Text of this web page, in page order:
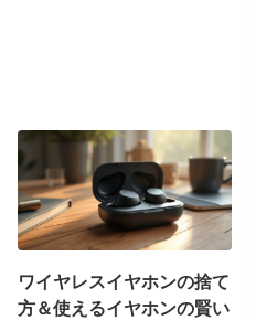
ワイヤレスイヤホンの捨て
方＆使えるイヤホンの賢い